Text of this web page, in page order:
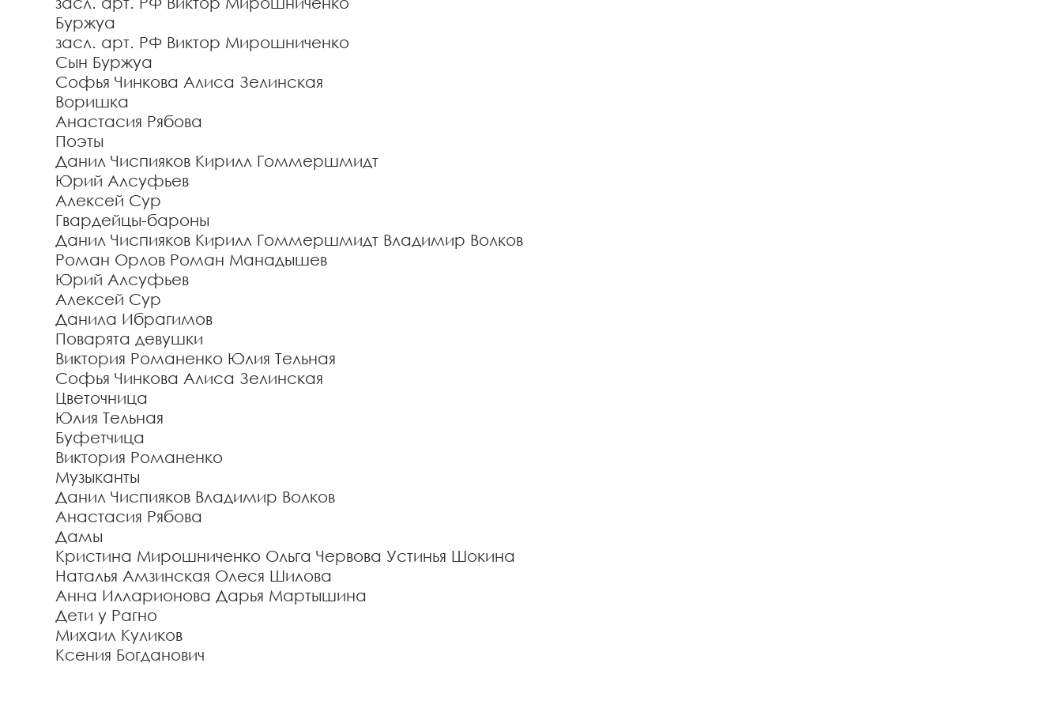
Буржуа
засл. арт. РФ Виктор Мирошниченко
Сын Буржуа
Софья Чинкова Алиса Зелинская
Воришка
Анастасия Рябова
Поэты
Данил Чиспияков Кирилл Гоммершмидт
Юрий Алсуфьев
Алексей Сур
Гвардейцы-бароны
Данил Чиспияков Кирилл Гоммершмидт Владимир Волков
Роман Орлов Роман Манадышев
Юрий Алсуфьев
Алексей Сур
Данила Ибрагимов
Поварята девушки
Виктория Романенко Юлия Тельная
Софья Чинкова Алиса Зелинская
Цветочница
Юлия Тельная
Буфетчица
Виктория Романенко
Музыканты
Данил Чиспияков Владимир Волков
Анастасия Рябова
Дамы
Кристина Мирошниченко Ольга Червова Устинья Шокина
Наталья Амзинская Олеся Шилова
Анна Илларионова Дарья Мартышина
Дети у Рагно
Михаил Куликов
Ксения Богданович